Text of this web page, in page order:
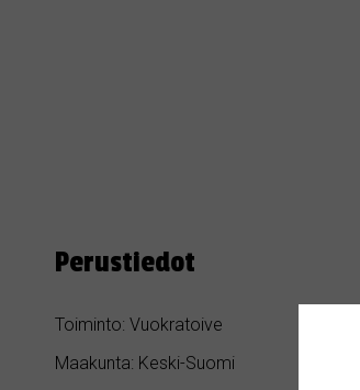
Perustiedot
Toiminto: Vuokratoive
Maakunta: Keski-Suomi